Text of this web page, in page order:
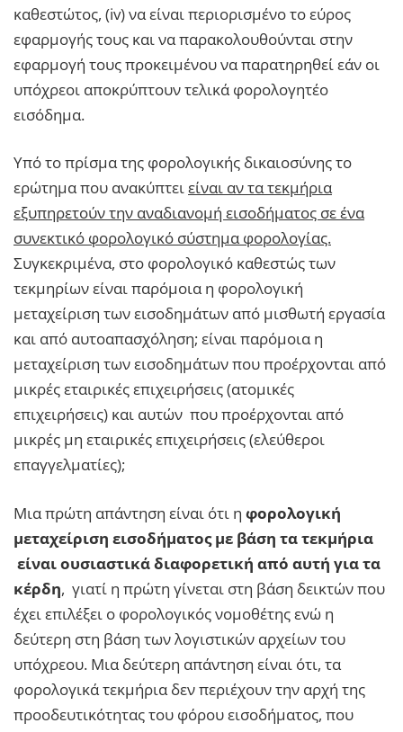
καθεστώτος, (iv) να είναι περιορισμένο το εύρος
εφαρμογής τους και να παρακολουθούνται στην
εφαρμογή τους προκειμένου να παρατηρηθεί εάν οι
υπόχρεοι αποκρύπτουν τελικά φορολογητέο
εισόδημα.
Υπό το πρίσμα της φορολογικής δικαιοσύνης το
ερώτημα που ανακύπτειείναι αν τα τεκμήρια
εξυπηρετούν την αναδιανομή εισοδήματος σε ένα
συνεκτικό φορολογικό σύστημα φορολογίας.
Συγκεκριμένα, στο φορολογικό καθεστώς των
τεκμηρίων είναι παρόμοια η φορολογική
μεταχείριση των εισοδημάτων από μισθωτή εργασία
και από αυτοαπασχόληση; είναι παρόμοια η
μεταχείριση των εισοδημάτων που προέρχονται από
μικρές εταιρικές επιχειρήσεις (ατομικές
επιχειρήσεις) και αυτών που προέρχονται από
μικρές μη εταιρικές επιχειρήσεις (ελεύθεροι
επαγγελματίες);
Μια πρώτη απάντηση είναι ότι η φορολογική
μεταχείριση εισοδήματος με βάση τα τεκμήρια
είναι ουσιαστικά διαφορετική από αυτή για τα
κέρδη, γιατί η πρώτη γίνεται στη βάση δεικτών που
έχει επιλέξει ο φορολογικός νομοθέτης ενώ η
δεύτερη στη βάση των λογιστικών αρχείων του
υπόχρεου. Μια δεύτερη απάντηση είναι ότι, τα
φορολογικά τεκμήρια δεν περιέχουν την αρχή της
προοδευτικότητας του φόρου εισοδήματος, που